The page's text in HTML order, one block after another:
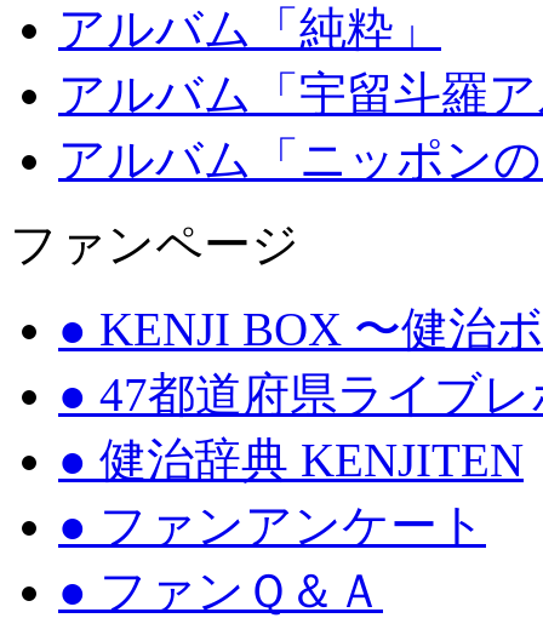
アルバム「純粋」
アルバム「宇留斗羅
アルバム「ニッポン
ファンページ
● KENJI BOX 〜健治
● 47都道府県ライブ
● 健治辞典 KENJITEN
● ファンアンケート
● ファンＱ＆Ａ